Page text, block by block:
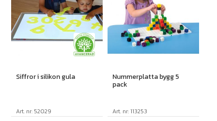
Siffror i silikon gula
Art. nr: 52029
Nummerplatta bygg 5
pack
Art. nr: 113253